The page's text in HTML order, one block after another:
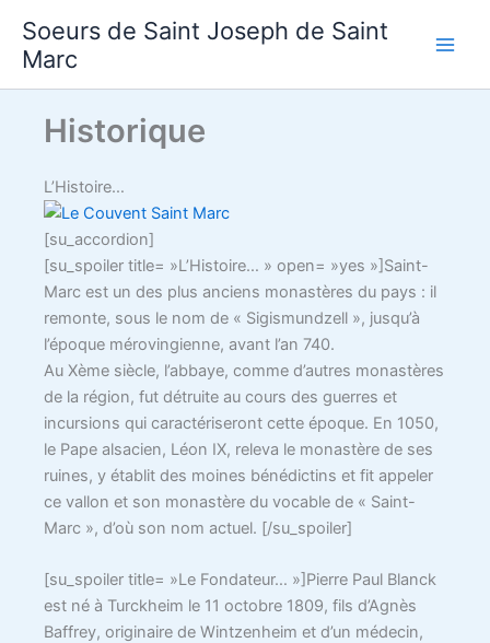
contenu
Soeurs de Saint Joseph de Saint
Marc
Historique
L’Histoire…
[su_accordion]
[su_spoiler title= »L’Histoire… » open= »yes »]Saint-
Marc est un des plus anciens monastères du pays : il
remonte, sous le nom de « Sigismundzell », jusqu’à
l’époque mérovingienne, avant l’an 740.
Au Xème siècle, l’abbaye, comme d’autres monastères
de la région, fut détruite au cours des guerres et
incursions qui caractériseront cette époque. En 1050,
le Pape alsacien, Léon IX, releva le monastère de ses
ruines, y établit des moines bénédictins et fit appeler
ce vallon et son monastère du vocable de « Saint-
Marc », d’où son nom actuel. [/su_spoiler]
[su_spoiler title= »Le Fondateur… »]Pierre Paul Blanck
est né à Turckheim le 11 octobre 1809, fils d’Agnès
Baffrey, originaire de Wintzenheim et d’un médecin,